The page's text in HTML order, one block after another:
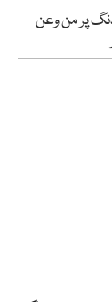
اسٹیڈنگ پر من وعن